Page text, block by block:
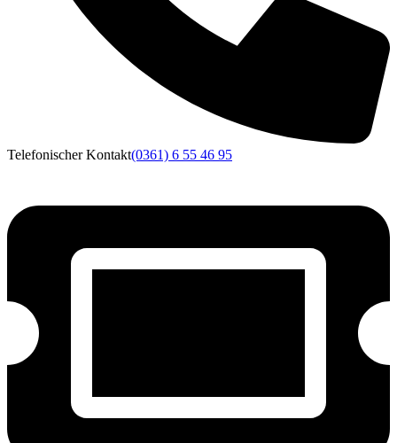
Telefonischer Kontakt(0361) 6 55 46 95